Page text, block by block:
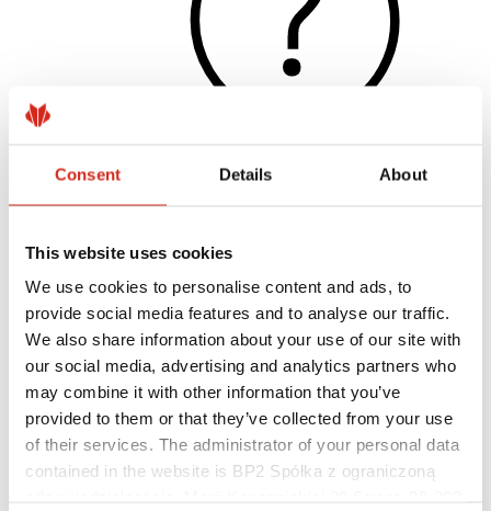
Consent Details About
This website uses cookies
We use cookies to personalise content and ads, to
provide social media features and to analyse our traffic.
We also share information about your use of our site with
our social media, advertising and analytics partners who
may combine it with other information that you’ve
provided to them or that they’ve collected from your use
of their services. The administrator of your personal data
contained in the website is BP2 Spółka z ograniczoną
Užitečné odkazy
Registrace záruky
Soubory ke stažení
Kde koupit?
Najít zhotovitele
Knihovny BIM
Pro profesionály